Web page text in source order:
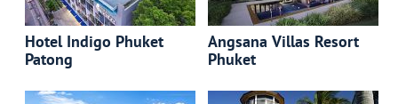
Hotel Indigo Phuket
Patong
Angsana Villas Resort
Phuket